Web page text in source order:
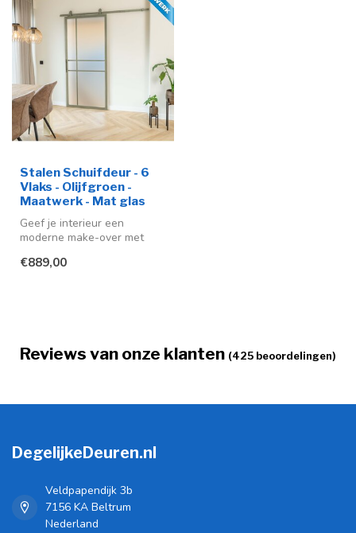
Stalen Schuifdeur - 6
Vlaks - Olijfgroen -
Maatwerk - Mat glas
Geef je interieur een
moderne make-over met
schuifdeur me...
€889,00
Reviews van onze klanten (425 beoordelingen)
DegelijkeDeuren.nl
Veldpapendijk 3b
7156 KA Beltrum
Nederland